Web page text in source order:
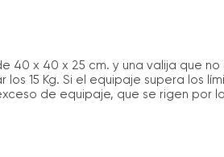
40 x 40 x 25 cm. y una valija que
15 Kg. Si el equipaje supera los
de equipaje, que se rigen por